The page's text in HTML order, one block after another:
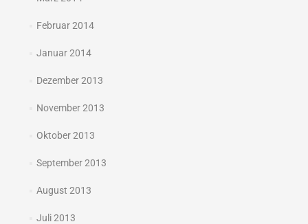
Februar 2014
Januar 2014
Dezember 2013
November 2013
Oktober 2013
September 2013
August 2013
Juli 2013